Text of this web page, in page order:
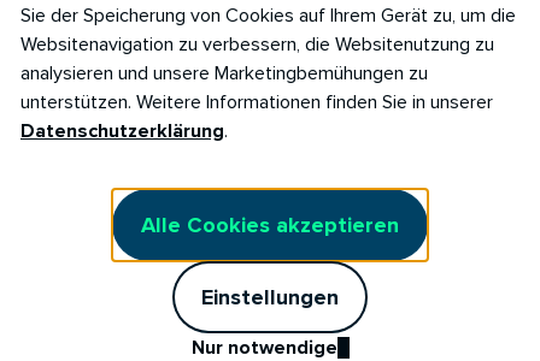
Copyright © 2026
RABOT Energy DE GmbH
Hopfenmarkt 33,
Sie der Speicherung von Cookies auf Ihrem Gerät zu, um die
Websitenavigation zu verbessern, die Websitenutzung zu
analysieren und unsere Marketingbemühungen zu
unterstützen. Weitere Informationen finden Sie in unserer
Datenschutzerklärung.
Alle Cookies akzeptieren
Einstellungen
Nur notwendige